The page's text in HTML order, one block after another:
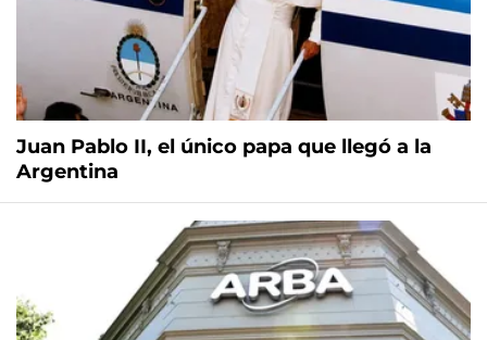
Juan Pablo II, el único papa que llegó a la
Argentina